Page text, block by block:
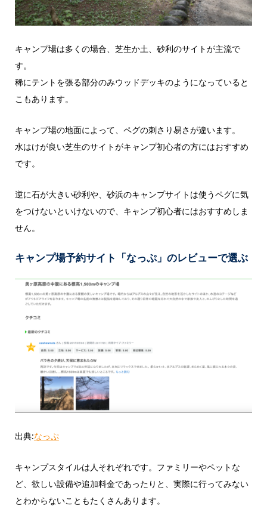
キャンプ場は多くの場合、芝生か土、砂利のサイトが主流で
す。
稀にテントを張る部分のみウッドデッキのようになっていると
こもあります。
キャンプ場の地面によって、ペグの刺さり易さが違います。
水はけが良い芝生のサイトがキャンプ初心者の方にはおすすめ
です。
逆に石が大きい砂利や、砂浜のキャンプサイトは使うペグに気
をつけないといけないので、キャンプ初心者にはおすすめしま
せん。
キャンプ場予約サイト「なっぷ」のレビューで選ぶ
出典:なっぷ
キャンプスタイルは人それぞれです。ファミリーやペットな
ど、欲しい設備や追加料金であったりと、実際に行ってみない
とわからないこともたくさんあります。